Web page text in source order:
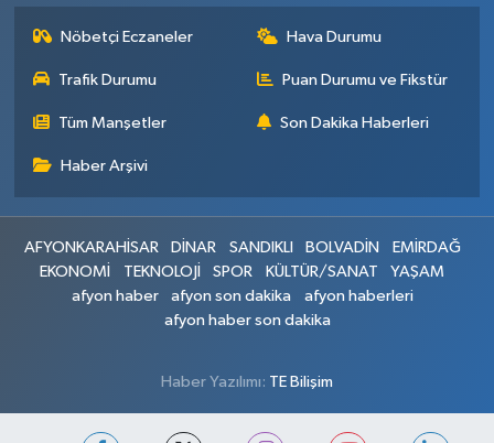
Nöbetçi Eczaneler Hava Durumu
Trafik Durumu Puan Durumu ve Fikstür
Tüm Manşetler Son Dakika Haberleri
Haber Arşivi
AFYONKARAHİSAR DİNAR SANDIKLI BOLVADİN
EMİRDAĞ
EKONOMİ
TEKNOLOJİ SPOR KÜLTÜR/SANAT
YAŞAM
afyon haber
afyon son dakika
afyon haberleri
afyon haber son dakika
Haber Yazılımı: TE Bilişim